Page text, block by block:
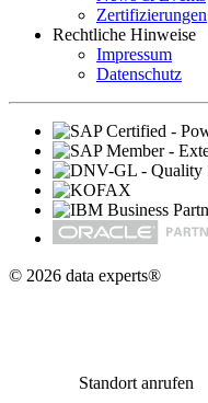
Zertifizierungen
Rechtliche Hinweise
Impressum
Datenschutz
© 2026 data experts®
Standort anrufen